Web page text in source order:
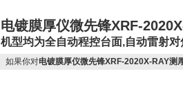
电镀膜厚仪微先锋XRF-
机型均为全自动程控台面,自动雷射对
如果你对电镀膜厚仪微先锋XRF-2020X-RAY测